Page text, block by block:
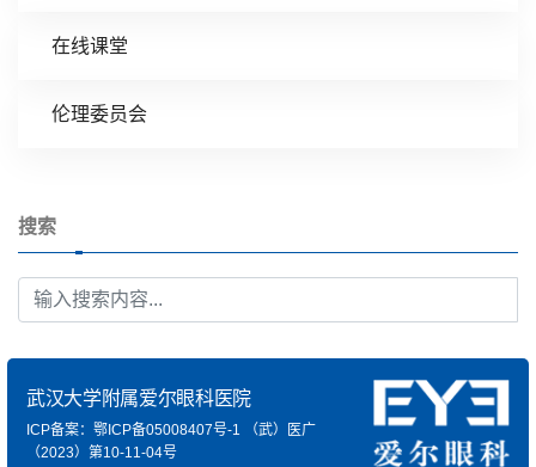
在线课堂
伦理委员会
搜索
武汉大学附属爱尔眼科医院
ICP备案：鄂ICP备05008407号-1
（武）医广
（2023）第10-11-04号